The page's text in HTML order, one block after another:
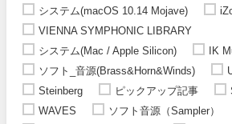
システム(macOS 10.14 Mojave)
VIENNA SYMPHONIC LIBRARY
システム(Mac / Apple Silicon)
IK
ソフト_音源(Brass&Horn&Winds)
Steinberg
ピックアップ記事
WAVES
ソフト音源（Sampler）